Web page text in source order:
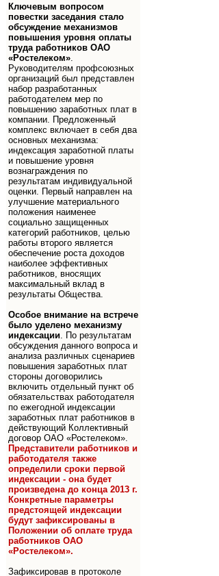
Ключевым вопросом
повестки заседания стало
обсуждение механизмов
повышения уровня оплаты
труда работников ОАО
«Ростелеком»
Руководителям профсоюзных
организаций был представлен
набор разработанных
работодателем мер по
повышению заработных плат в
компании. Предложенный
комплекс включает в себя два
основных механизма:
индексация заработной платы
и повышение уровня
вознаграждения по
результатам индивидуальной
оценки. Первый направлен на
улучшение материального
положения наименее
социально защищенных
категорий работников, целью
работы второго является
обеспечение роста доходов
наиболее эффективных
работников, вносящих
максимальный вклад в
результаты Общества.
Особое внимание на встрече
было уделено механизму
индексации . По результатам
обсуждения данного вопроса и
анализа различных сценариев
повышения заработных плат
стороны договорились
включить отдельный пункт об
обязательствах работодателя
по ежегодной индексации
заработных плат работников в
действующий Коллективный
договор ОАО «Ростелеком».
Представители работников и
работодателя также
определили сроки первой
индексации - она будет
произведена до конца 2013 г.
Конкретные параметры
предстоящей индексации
будут зафиксированы в
Положении об оплате труда
работников ОАО
«Ростелеком».
Зафиксировав в протоколе